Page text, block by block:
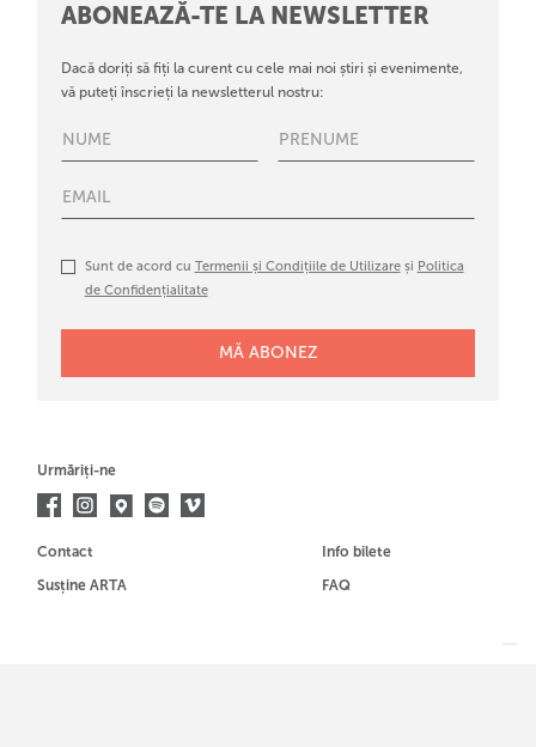
ABONEAZĂ-TE LA NEWSLETTER
Dacă doriți să fiți la curent cu cele mai noi știri și evenimente,
vă puteți înscrieți la newsletterul nostru:
Sunt de acord cu Termenii și Condițiile de Utilizareși Politica
de Confidențialitate
Urmăriți-ne
Contact
Susține ARTA
Info bilete
FAQ